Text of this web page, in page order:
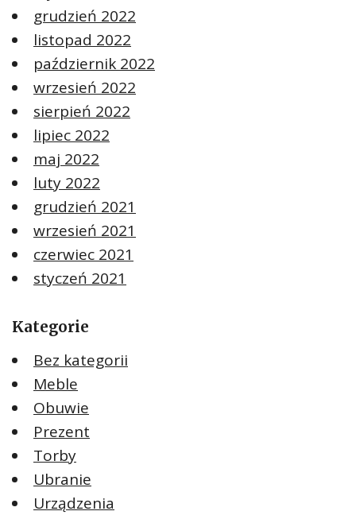
grudzień 2022
listopad 2022
październik 2022
wrzesień 2022
sierpień 2022
lipiec 2022
maj 2022
luty 2022
grudzień 2021
wrzesień 2021
czerwiec 2021
styczeń 2021
Kategorie
Bez kategorii
Meble
Obuwie
Prezent
Torby
Ubranie
Urządzenia